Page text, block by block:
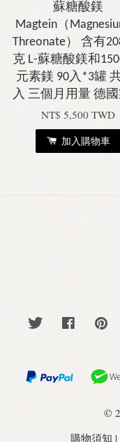
蘇糖酸鎂
Magtein（
Threonate） 含有
克 L-蘇糖酸鎂和
元素鎂 90入*3罐
入 三個月用量 德
NT$ 5,500 TWD
加入購物車
Twitter Facebook
©
購物須知 |